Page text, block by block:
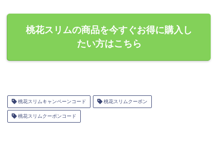
桃花スリムの商品を今すぐお得に購入し
たい方はこちら
桃花スリムキャンペーンコード 桃花スリムクーポン
桃花スリムクーポンコード